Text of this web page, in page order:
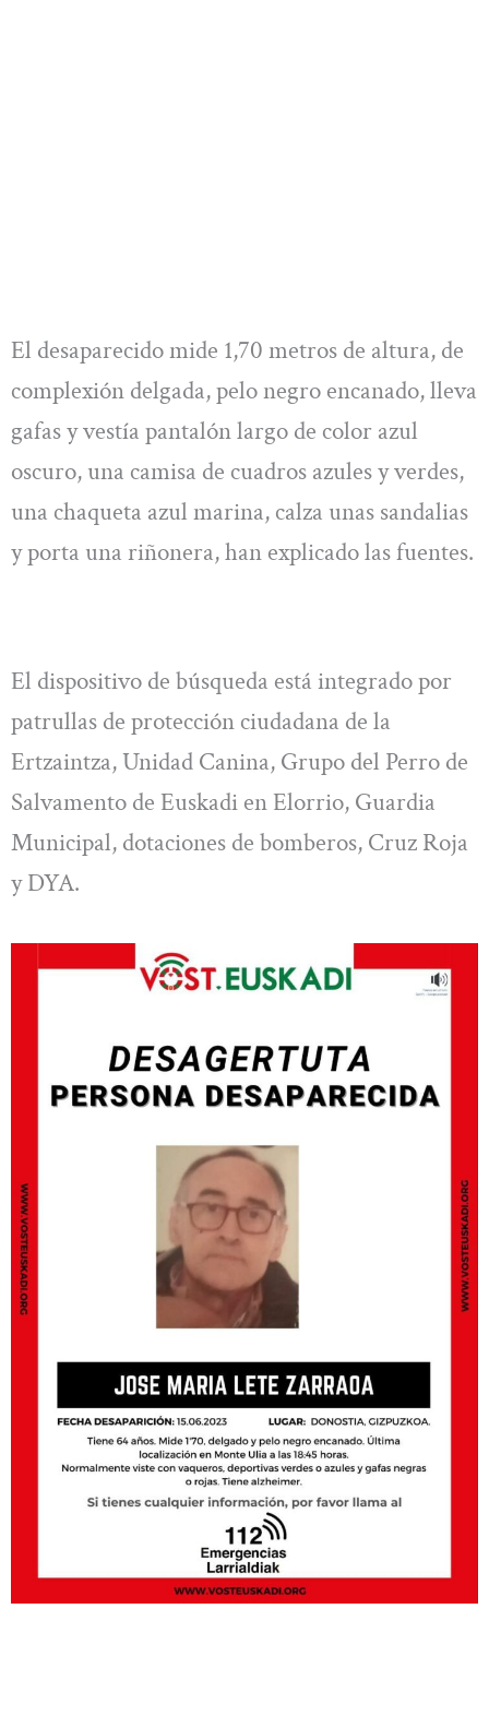
El desaparecido mide 1,70 metros de altura, de
complexión delgada, pelo negro encanado, lleva
gafas y vestía pantalón largo de color azul
oscuro, una camisa de cuadros azules y verdes,
una chaqueta azul marina, calza unas sandalias
y porta una riñonera, han explicado las fuentes.
El dispositivo de búsqueda está integrado por
patrullas de protección ciudadana de la
Ertzaintza, Unidad Canina, Grupo del Perro de
Salvamento de Euskadi en Elorrio, Guardia
Municipal, dotaciones de bomberos, Cruz Roja
y DYA.